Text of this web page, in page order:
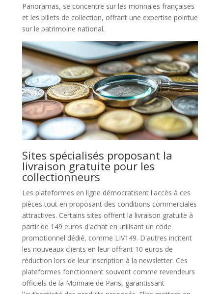
Panoramas, se concentre sur les monnaies françaises
et les billets de collection, offrant une expertise pointue
sur le patrimoine national.
Sites spécialisés proposant la
livraison gratuite pour les
collectionneurs
Les plateformes en ligne démocratisent l'accès à ces
pièces tout en proposant des conditions commerciales
attractives. Certains sites offrent la livraison gratuite à
partir de 149 euros d'achat en utilisant un code
promotionnel dédié, comme LIV149. D'autres incitent
les nouveaux clients en leur offrant 10 euros de
réduction lors de leur inscription à la newsletter. Ces
plateformes fonctionnent souvent comme revendeurs
officiels de la Monnaie de Paris, garantissant